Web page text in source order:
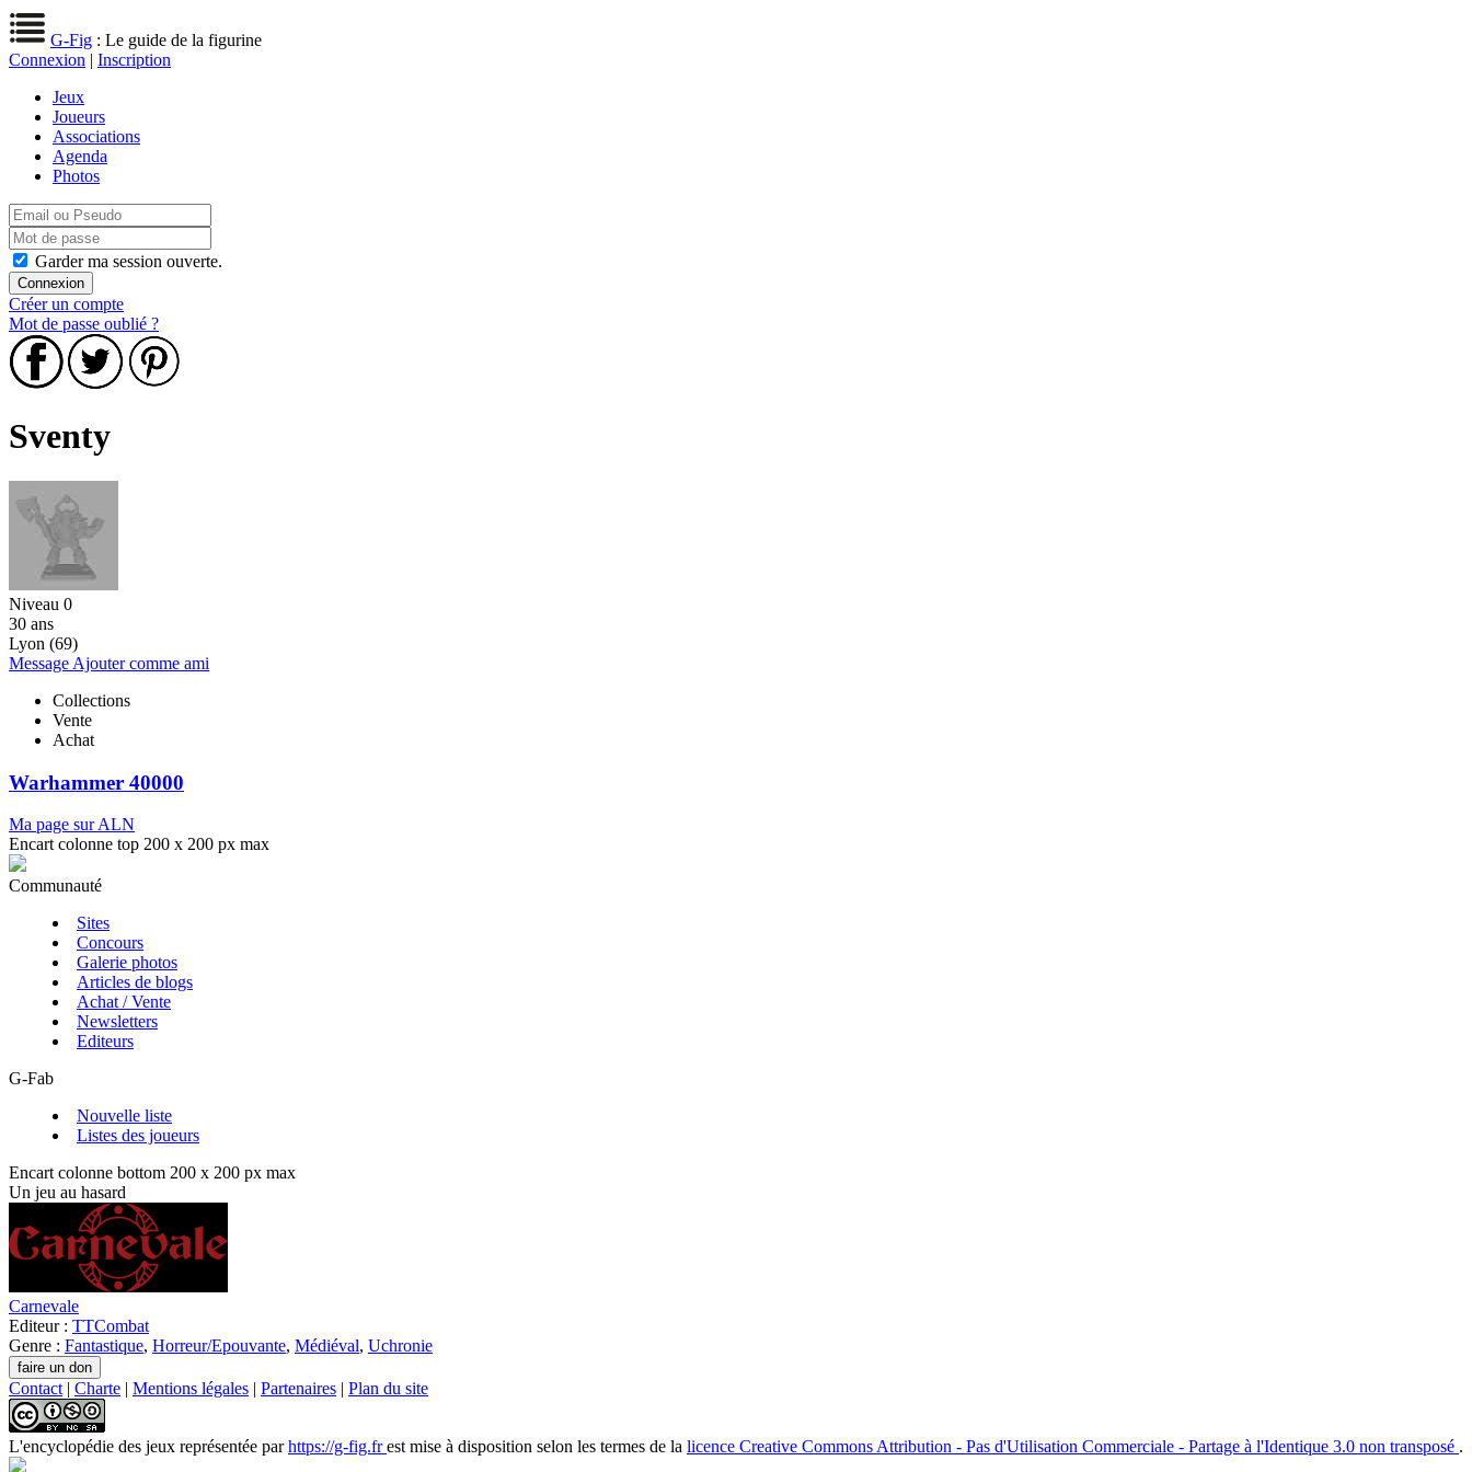
G-Fig : Le guide de la figurine
Connexion | Inscription
Jeux
Joueurs
Associations
Agenda
Photos
Garder ma session ouverte.
Créer un compte
Mot de passe oublié ?
Sventy
Niveau 0
30 ans
Lyon (69)
Message Ajouter comme ami
Collections
Vente
Achat
Warhammer 40000
Ma page sur ALN
Encart colonne top 200 x 200 px max
Communauté
Sites
Concours
Galerie photos
Articles de blogs
Achat / Vente
Newsletters
Editeurs
G-Fab
Nouvelle liste
Listes des joueurs
Encart colonne bottom 200 x 200 px max
Un jeu au hasard
Carnevale
Editeur : TTCombat
Genre : Fantastique, Horreur/Epouvante, Médiéval, Uchronie
Contact | Charte | Mentions légales | Partenaires | Plan du site
L'encyclopédie des jeux représentée parhttps://g-fig.frest mise à disposition selon les termes de la licence Creative Commons Attribution - Pas d'Utilisation Commerciale - Partage à l'Identique 3.0 non transposé .